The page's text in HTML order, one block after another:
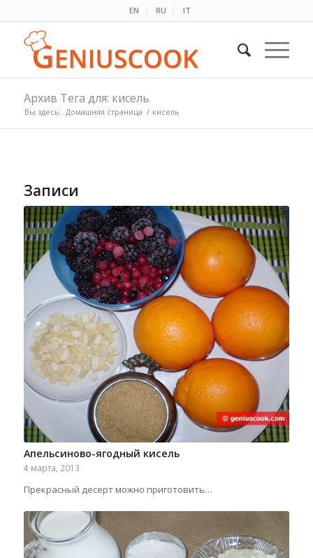
EN RU IT
Архив Тега для: кисель
Вы здесь: Домашняя страница / кисель
Записи
Апельсиново-ягодный кисель
4 марта, 2013
Прекрасный десерт можно приготовить…